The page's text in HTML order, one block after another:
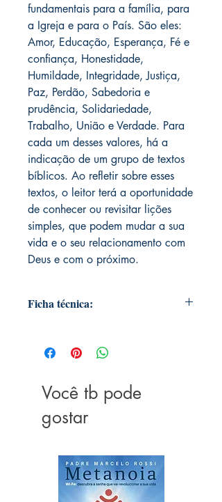
fundamentais para a família, para
a Igreja e para o País. São eles:
Amor, Educação, Esperança, Fé e
confiança, Honestidade,
Humildade, Integridade, Justiça,
Paz, Perdão, Sabedoria e
prudência, Solidariedade,
Trabalho, União e Verdade. Para
cada um desses valores, há a
indicação de um grupo de textos
bíblicos. Ao refletir sobre esses
textos, o leitor terá a oportunidade
de conhecer ou revisitar lições
simples, que podem mudar a sua
vida e o seu relacionamento com
Deus e com o próximo.
Ficha técnica:
Editora ‏ : ‎ SBB; Conteúdo da Bíblia,
Mapas edição (20 fevereiro 2019)
Capa comum ‏ : ‎ 960 páginas
Dimensões ‏ : ‎ 16.51 x 11.68 x 2.29
Você tb pode
gostar